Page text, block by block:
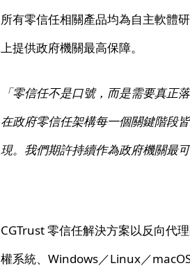
所有零信任相關產品均為自主軟體
上提供政府機關最高保障。
「零信任不是口號，而是需要真正
在政府零信任架構每一個關鍵階段
現。我們期許持續作為政府機關最
CGTrust 零信任解決方案以反向代
權系統、Windows／Linux／